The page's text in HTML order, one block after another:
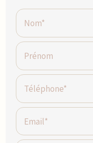
Nom*
Prénom
Téléphone*
Email*